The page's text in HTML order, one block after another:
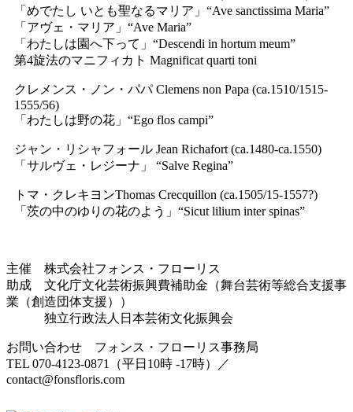
「めでたし いとも聖なるマリア」“Ave sanctissima Maria”
「アヴェ・マリア」“Ave Maria”
「わたしは園へ下って」“Descendi in hortum meum”
第4旋法のマニフィカト Magnificat quarti toni
クレメンス・ノン・パパ Clemens non Papa (ca.1510/1515-
1555/56)
「わたしは野の花」“Ego flos campi”
ジャン・リシャフォール Jean Richafort (ca.1480-ca.1550)
「サルヴェ・レジーナ」 “Salve Regina”
トマ・クレキヨンThomas Crecquillon (ca.1505/15-1557?)
「茨の中のゆりの花のよう」“Sicut lilium inter spinas”
主催 株式会社フォンス・フローリス
助成 文化庁文化芸術振興費補助金（舞台芸術等総合支援事
業（創造団体支援））
独立行政法人日本芸術文化振興会
お問い合わせ フォンス・フローリス事務局
TEL 070-4123-0871（平日10時 -17時）／
contact@fonsfloris.com